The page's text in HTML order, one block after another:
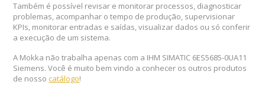
Também é possível revisar e monitorar processos, diagnosticar
problemas, acompanhar o tempo de produção, supervisionar
KPIs, monitorar entradas e saídas, visualizar dados ou só conferir
a execução de um sistema.
A Mokka não trabalha apenas com a IHM SIMATIC 6ES5685-0UA11
Siemens. Você é muito bem vindo a conhecer os outros produtos
de nossocatálogo!